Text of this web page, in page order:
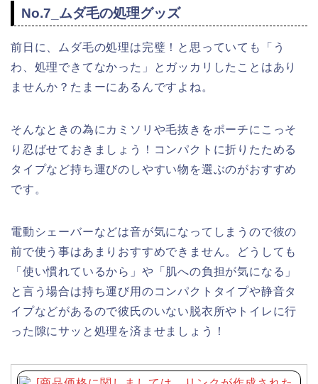
No.7_ムダ毛の処理グッズ
前日に、ムダ毛の処理は完璧！と思っていても「う
わ、処理できてなかった」とガッカリしたことはあり
ませんか？たまーにあるんですよね。
そんなときの為にカミソリや毛抜きをポーチにこっそ
り忍ばせておきましょう！コンパクトに折りたためる
タイプなど持ち運びのしやすい物を選ぶのがおすすめ
です。
電動シェーバーなどは音が気になってしまうので彼の
前で使う事はあまりおすすめできません。どうしても
「使い慣れているから」や「肌への負担が気になる」
と言う場合は持ち運び用のコンパクトタイプや静音タ
イプなどがあるので彼氏のいない脱衣所やトイレに行
った隙にサッと処理を済ませましょう！